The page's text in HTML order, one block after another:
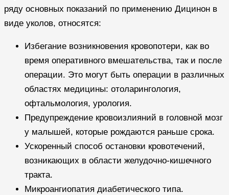
ряду основных показаний по применению Дицинон в
виде уколов, относятся:
Избегание возникновения кровопотери, как во
время оперативного вмешательства, так и после
операции. Это могут быть операции в различных
областях медицины: отоларингология,
офтальмология, урология.
Предупреждение кровоизлияний в головной мозг
у малышей, которые рождаются раньше срока.
Ускоренный способ остановки кровотечений,
возникающих в области желудочно-кишечного
тракта.
Микроангиопатия диабетического типа.